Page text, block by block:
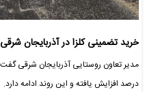
خرید تضمینی کلزا در آذربایجان شرقی ۲۰ درصد افزایش یافت
درصد افزایش یافته و این روند ادامه دارد.